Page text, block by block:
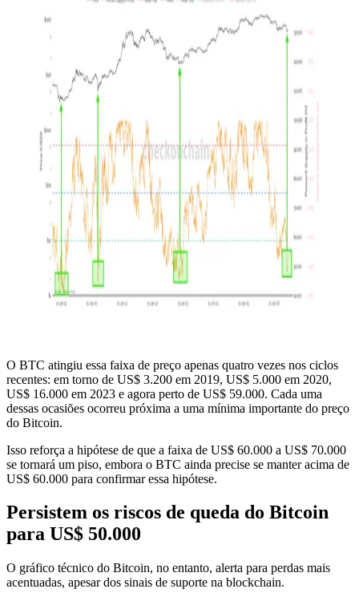
O BTC atingiu essa faixa de preço apenas quatro vezes nos ciclos
recentes: em torno de US$ 3.200 em 2019, US$ 5.000 em 2020,
US$ 16.000 em 2023 e agora perto de US$ 59.000. Cada uma
dessas ocasiões ocorreu próxima a uma mínima importante do preço
do Bitcoin.
Isso reforça a hipótese de que a faixa de US$ 60.000 a US$ 70.000
se tornará um piso, embora o BTC ainda precise se manter acima de
US$ 60.000 para confirmar essa hipótese.
Persistem os riscos de queda do Bitcoin
para US$ 50.000
O gráfico técnico do Bitcoin, no entanto, alerta para perdas mais
acentuadas, apesar dos sinais de suporte na blockchain.